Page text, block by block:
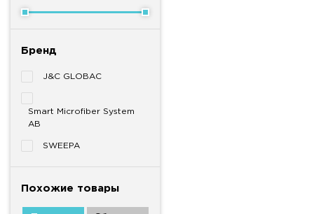
Бренд
J&C GLOBAC
Smart Microfiber System
AB
SWEEPA
Похожие товары